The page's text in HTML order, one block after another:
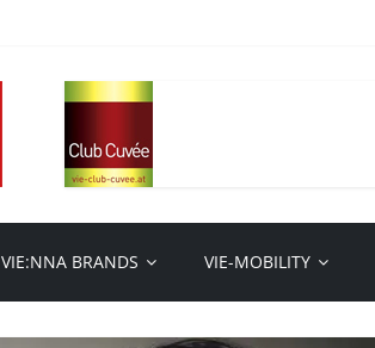
VIE:NNA BRANDS VIE-MOBILITY